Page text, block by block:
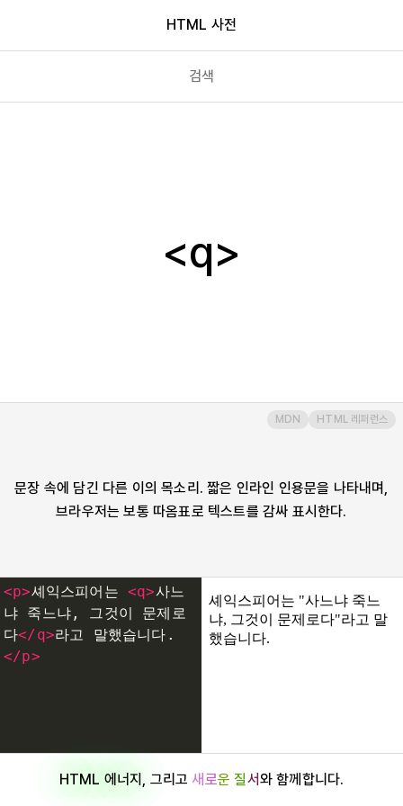
HTML 사전
pre
progress
q
rt
s
samp
section
문장 속에 담긴 다른 이의 목소리. 짧은 인라인 인용문을 나타내며,
브라우저는 보통 따옴표로 텍스트를 감싸 표시한다.
MDN HTML 레퍼런스
<p>셰익스피어는 <q>사느
냐 죽느냐, 그것이 문제로
다</q>라고 말했습니다.
</p>
HTML 에너지 , 그리고 새로운 질서와 함께합니다.